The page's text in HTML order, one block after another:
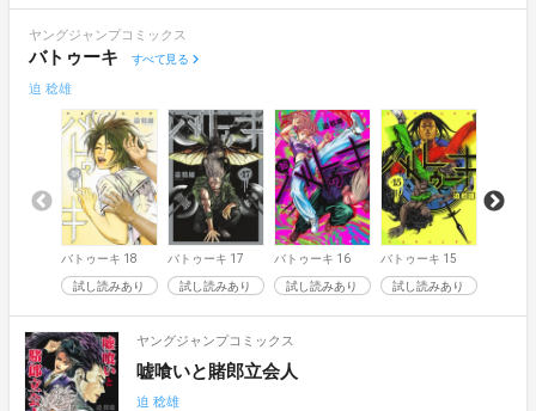
ヤングジャンプコミックス
バトゥーキ すべて見る
迫 稔雄
バトゥーキ 18
試し読みあり
バトゥーキ 17
試し読みあり
バトゥーキ 16
試し読みあり
バトゥーキ 15
試し読みあり
ヤングジャンプコミックス
嘘喰いと賭郎立会人
迫 稔雄